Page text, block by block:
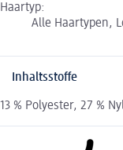
Haartyp:
Alle Haartypen,
Inhaltsstoffe
13 % Polyester, 27 %